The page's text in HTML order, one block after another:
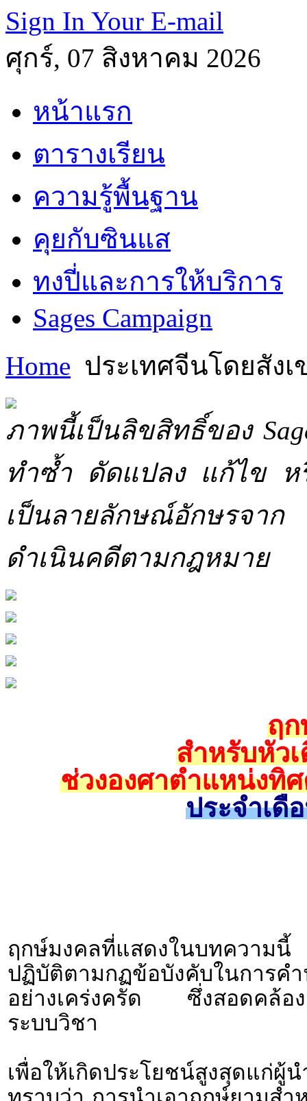
Sign In Your E-mail
ศุกร์, 07 สิงหาคม 2026
หน้าแรก
ตารางเรียน
ความรู้พื้นฐาน
คุยกับซินแส
ทงปี่และการให้บริการ
Sages Campaign
Home ประเทศจีนโดยสังเ
ภาพนี้เป็นลิขสิทธิ์ของ
ทำซ้ำ ดัดแปลง แก้ไข ห
เป็นลายลักษณ์อักษรจาก
ดำเนินคดีตามกฎหมาย
ฤก
สำหรับหัว
ช่วงองศาตำแหน่งทิ
ประจำเดื
ฤกษ์มงคลที่แสดงในบทความ
ปฏิบัติตามกฏข้อบังคับในก
อย่างเคร่งครัด ซึ่งสอดคล้อง
ระบบวิชา
เพื่อให้เกิดประโยชน์สูงสุดแก่